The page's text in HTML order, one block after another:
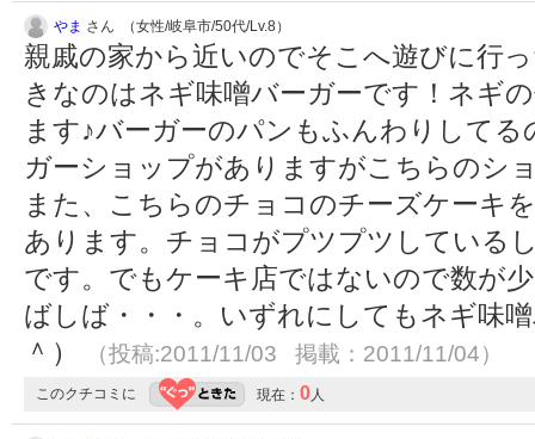
やま さん （女性/岐阜市/50代/Lv.8）
親戚の家から近いのでそこへ遊びに行
きなのはネギ味噌バーガーです！ネギ
ます♪バーガーのパンもふんわりして
ガーショップがありますがこちらのシ
また、こちらのチョコのチーズケーキ
あります。チョコがプツプツしている
です。でもケーキ店ではないので数が
ばしば・・・。いずれにしてもネギ味
＾）
（投稿:2011/11/03 掲載：2011/11/04）
このクチコミに 現在： 0人